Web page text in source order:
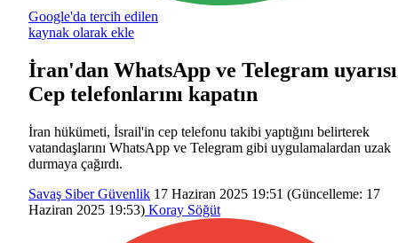
Google'da tercih edilen
kaynak olarak ekle
İran'dan WhatsApp ve Telegram
Cep telefonlarını kapatın
İran hükümeti, İsrail'in cep telefonu takibi yaptığını belirterek
vatandaşlarını WhatsApp ve Telegram gibi uygulamalardan uzak
durmaya çağırdı.
Savaş Siber Güvenlik 17 Haziran 2025 19:51 (Güncelleme: 17
Haziran 2025 19:53) Koray Söğüt